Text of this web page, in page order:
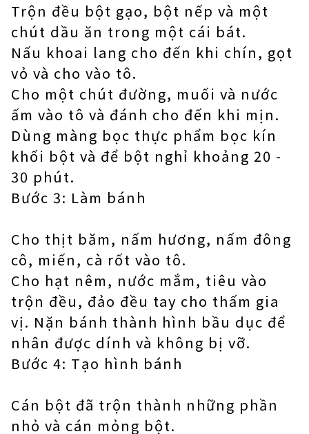
Trộn đều bột gạo, bột nếp và một
chút dầu ăn trong một cái bát.
Nấu khoai lang cho đến khi chín, gọt
vỏ và cho vào tô.
Cho một chút đường, muối và nước
ấm vào tô và đánh cho đến khi mịn.
Dùng màng bọc thực phẩm bọc kín
khối bột và để bột nghỉ khoảng 20 -
30 phút.
Bước 3: Làm bánh
Cho thịt băm, nấm hương, nấm đông
cô, miến, cà rốt vào tô.
Cho hạt nêm, nước mắm, tiêu vào
trộn đều, đảo đều tay cho thấm gia
vị. Nặn bánh thành hình bầu dục để
nhân được dính và không bị vỡ.
Bước 4: Tạo hình bánh
Cán bột đã trộn thành những phần
nhỏ và cán mỏng bột.